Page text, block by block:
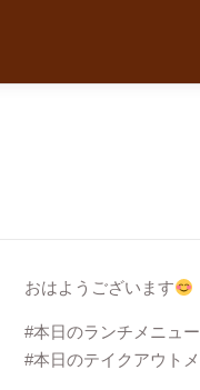
おはようございます
#本日のランチメニュー
#本日のテイクアウト